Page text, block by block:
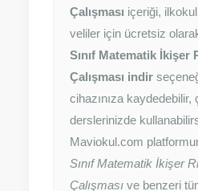
Çalışması içeriği,
veliler için ücretsiz
Sınıf Matematik İkişer
Çalışması indir
cihazınıza kaydedebilir,
derslerinizde
Maviokul.com
Sınıf Matematik İkişer